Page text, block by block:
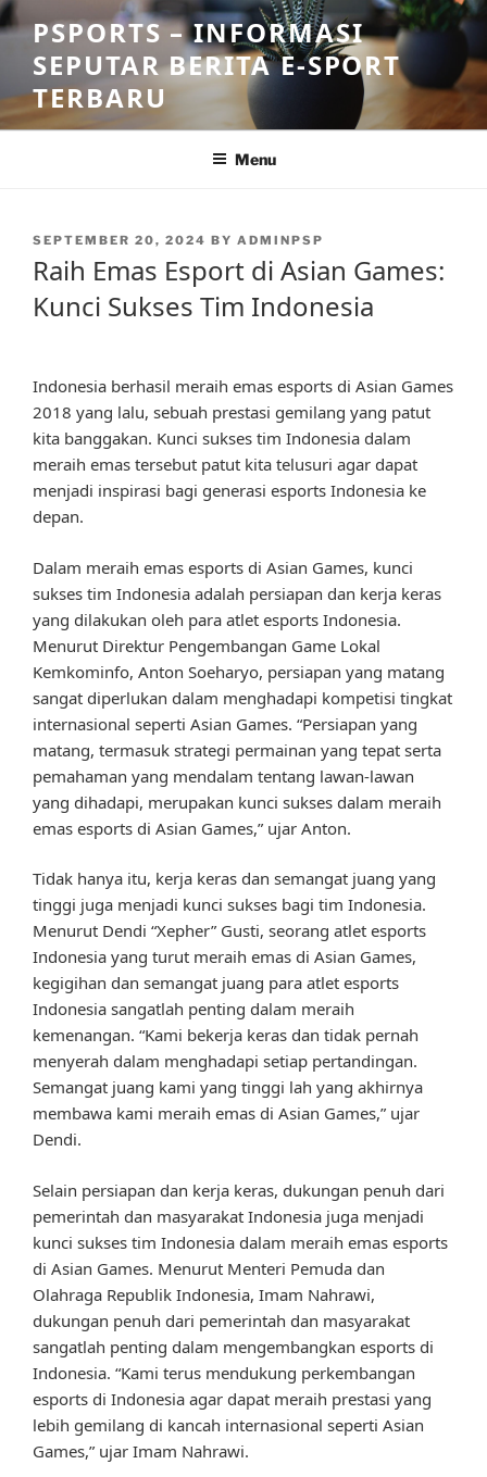
Skip
to
content
PSPORTS – INFORMASI
SEPUTAR BERITA E-SPORT
TERBARU
Menu
POSTED
SEPTEMBER 20, 2024 BY ADMINPSP
Raih Emas Esport di Asian Games:
Kunci Sukses Tim Indonesia
Indonesia berhasil meraih emas esports di Asian Games
2018 yang lalu, sebuah prestasi gemilang yang patut
kita banggakan. Kunci sukses tim Indonesia dalam
meraih emas tersebut patut kita telusuri agar dapat
menjadi inspirasi bagi generasi esports Indonesia ke
depan.
Dalam meraih emas esports di Asian Games, kunci
sukses tim Indonesia adalah persiapan dan kerja keras
yang dilakukan oleh para atlet esports Indonesia.
Menurut Direktur Pengembangan Game Lokal
Kemkominfo, Anton Soeharyo, persiapan yang matang
sangat diperlukan dalam menghadapi kompetisi tingkat
internasional seperti Asian Games. “Persiapan yang
matang, termasuk strategi permainan yang tepat serta
pemahaman yang mendalam tentang lawan-lawan
yang dihadapi, merupakan kunci sukses dalam meraih
emas esports di Asian Games,” ujar Anton.
Tidak hanya itu, kerja keras dan semangat juang yang
tinggi juga menjadi kunci sukses bagi tim Indonesia.
Menurut Dendi “Xepher” Gusti, seorang atlet esports
Indonesia yang turut meraih emas di Asian Games,
kegigihan dan semangat juang para atlet esports
Indonesia sangatlah penting dalam meraih
kemenangan. “Kami bekerja keras dan tidak pernah
menyerah dalam menghadapi setiap pertandingan.
Semangat juang kami yang tinggi lah yang akhirnya
membawa kami meraih emas di Asian Games,” ujar
Dendi.
Selain persiapan dan kerja keras, dukungan penuh dari
pemerintah dan masyarakat Indonesia juga menjadi
kunci sukses tim Indonesia dalam meraih emas esports
di Asian Games. Menurut Menteri Pemuda dan
Olahraga Republik Indonesia, Imam Nahrawi,
dukungan penuh dari pemerintah dan masyarakat
sangatlah penting dalam mengembangkan esports di
Indonesia. “Kami terus mendukung perkembangan
esports di Indonesia agar dapat meraih prestasi yang
lebih gemilang di kancah internasional seperti Asian
Games,” ujar Imam Nahrawi.